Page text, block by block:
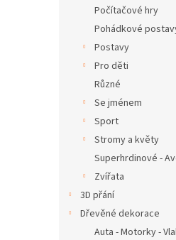
Počítačové hry
Pohádkové
Postavy
Pro děti
Různé
Se jménem
Sport
Stromy a květy
Superhrdinové -
Zvířata
3D přání
Dřevěné dekorace
Auta - Motorky -